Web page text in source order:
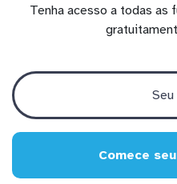
Tenha acesso a todas as
Comece